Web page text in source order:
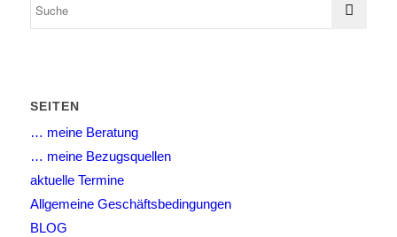
SEITEN
… meine Beratung
… meine Bezugsquellen
aktuelle Termine
Allgemeine Geschäftsbedingungen
BLOG